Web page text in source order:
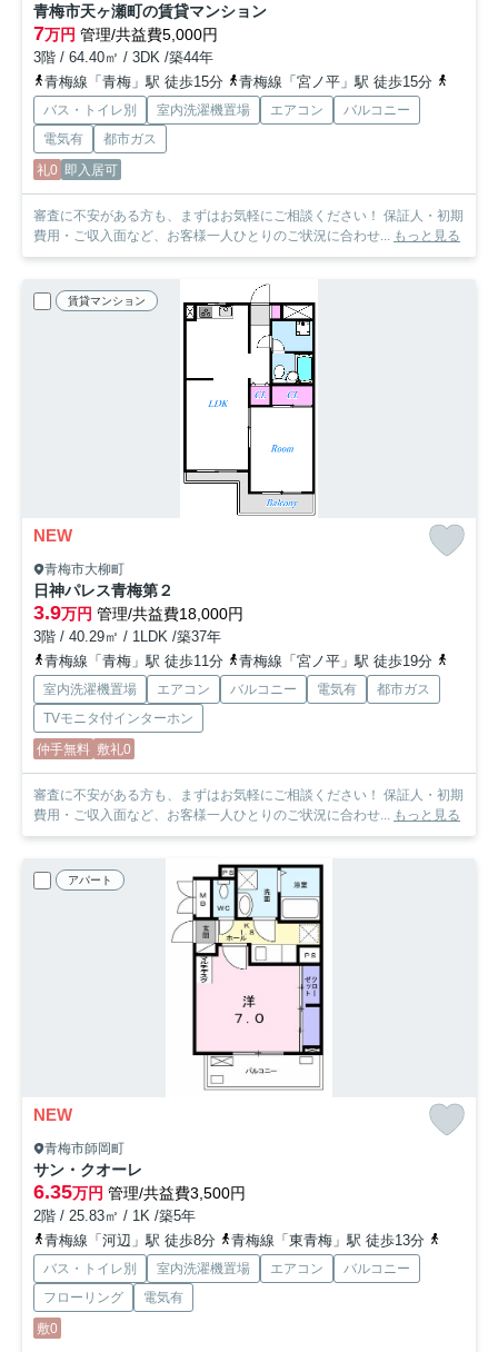
青梅市天ヶ瀬町の賃貸マンション
7万円 管理/共益費5,000円
3階 / 64.40㎡ / 3DK /築44年
青梅線「青梅」駅 徒歩15分
青梅線「宮ノ平」駅 徒歩15分
バス・トイレ別 室内洗濯機置場 エアコン
バルコニー
電気有
都市ガス
礼0 即入居可
審査に不安がある方も、まずはお気軽にご相談ください！ 保証人・初期
費用・ご収入面など、お客様一人ひとりのご状況に合わせ... もっと見る
賃貸マンション
NEW
青梅市大柳町
日神パレス青梅第２
3.9万円 管理/共益費18,000円
3階 / 40.29㎡ / 1LDK /築37年
青梅線「青梅」駅 徒歩11分
青梅線「宮ノ平」駅 徒歩19分
室内洗濯機置場 エアコン バルコニー 電気有
都市ガス
TVモニタ付インターホン
仲手無料 敷礼0
審査に不安がある方も、まずはお気軽にご相談ください！ 保証人・初期
費用・ご収入面など、お客様一人ひとりのご状況に合わせ... もっと見る
アパート
NEW
青梅市師岡町
サン・クオーレ
6.35万円 管理/共益費3,500円
2階 / 25.83㎡ / 1K /築5年
青梅線「河辺」駅 徒歩8分
青梅線「東青梅」駅 徒歩13分
バス・トイレ別 室内洗濯機置場 エアコン
バルコニー
フローリング
電気有
敷0